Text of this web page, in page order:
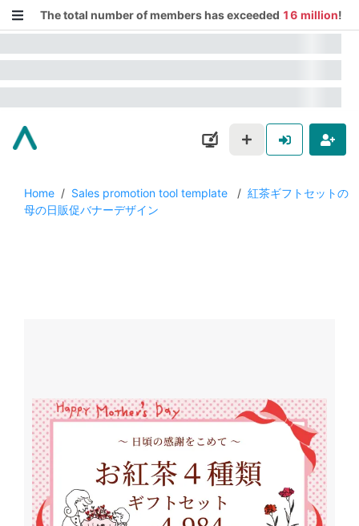
The total number of members has exceeded 16 million!
Home / Sales promotion tool template / 紅茶ギフトセットの
母の日販促バナーデザイン